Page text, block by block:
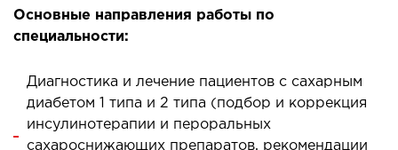
гортани и глотки
лечение храпа
хирургия тела
Основные направления работы по
специальности:
Диагностика и лечение пациентов с сахарным
диабетом 1 типа и 2 типа (подбор и коррекция
инсулинотерапии и пероральных
сахароснижающих препаратов, рекомендации